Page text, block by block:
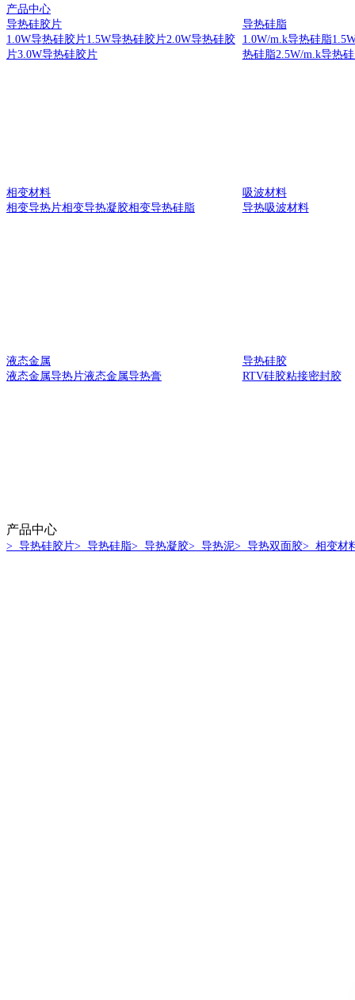
产品中心
导热硅胶片
1.0W导热硅胶片1.5W导热硅胶片2.0W导热硅胶
片3.0W导热硅胶片
导热硅脂
1.0W/m.k导热硅脂
热硅脂2.5W/m.k导热
相变材料
相变导热片相变导热凝胶相变导热硅脂
吸波材料
导热吸波材料
液态金属
液态金属导热片液态金属导热膏
导热硅胶
RTV硅胶粘接密封胶
产品中心
> 导热硅胶片> 导热硅脂> 导热凝胶> 导热泥> 导热双面胶> 相变材